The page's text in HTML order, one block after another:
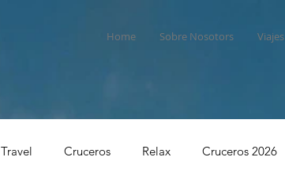
Home Sobre Nosotors Viajes
Travel Cruceros Relax Cruceros 2026